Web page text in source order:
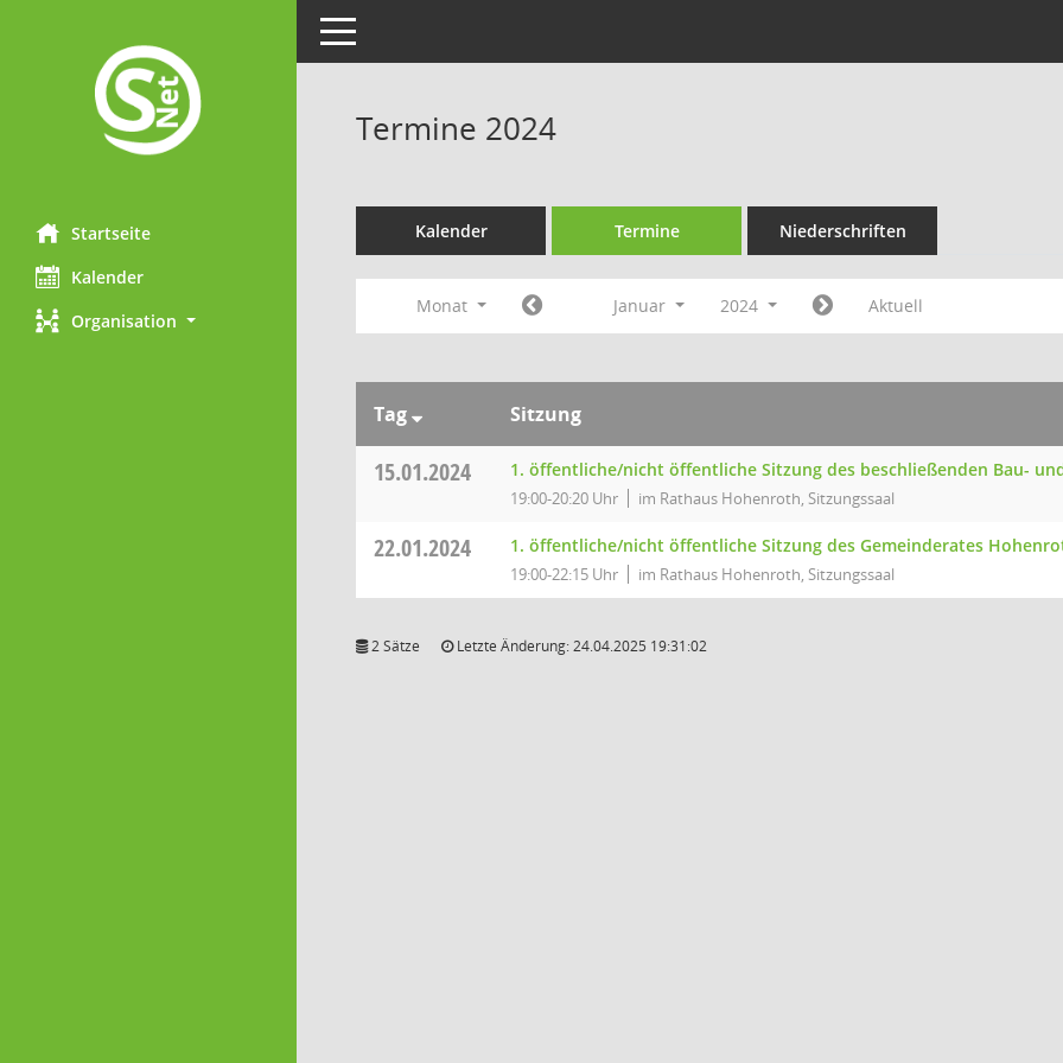
Startseite
Kalender
Organisation
Toggle navigation
Termine 2024
Kalender Termine Niederschriften
Monat Januar 2024 Aktuell
Tag Sitzung
15.01.2024 1. öffentliche/nicht öffentliche Sitzung des beschließenden Bau-
19:00-20:20 Uhr im Rathaus Hohenroth, Sitzungssaal
22.01.2024 1. öffentliche/nicht öffentliche Sitzung des Gemeinderates
19:00-22:15 Uhr im Rathaus Hohenroth, Sitzungssaal
2 Sätze Letzte Änderung: 24.04.2025 19:31:02